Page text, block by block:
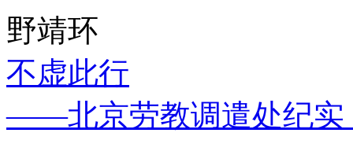
野靖环
不虚此行
——北京劳教调遣处纪实